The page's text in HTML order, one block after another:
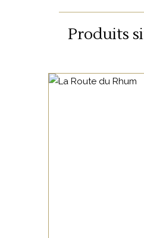
Produits